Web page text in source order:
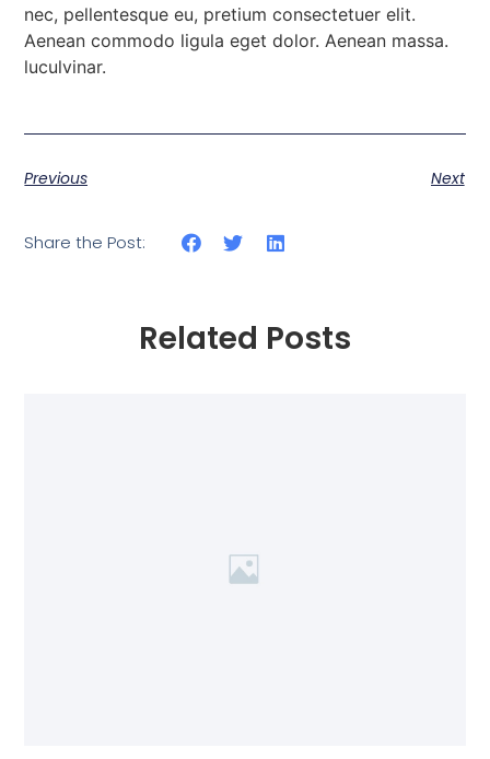
nec, pellentesque eu, pretium consectetuer elit.
Aenean commodo ligula eget dolor. Aenean massa.
luculvinar.
Previous Next
Share the Post:
Related Posts